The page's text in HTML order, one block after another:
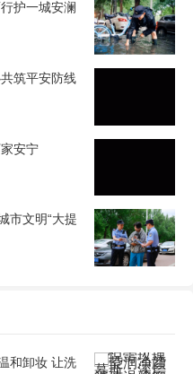
护一城安澜
筑平安防线
安宁
市文明“大提
和卸妆 让洗